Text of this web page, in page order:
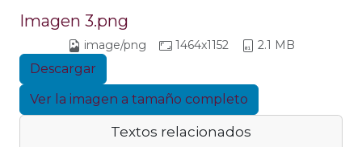
Imagen 3.png
image/png 1464x1152 2.1 MB
Descargar
Ver la imagen a tamaño completo
Textos relacionados